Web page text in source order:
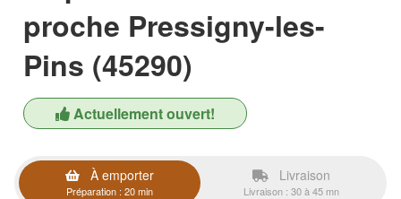
proche Pressigny-les-
Pins (45290)
Actuellement ouvert!
À emporter
Préparation : 20 min
Livraison
Livraison : 30 à 45 mn